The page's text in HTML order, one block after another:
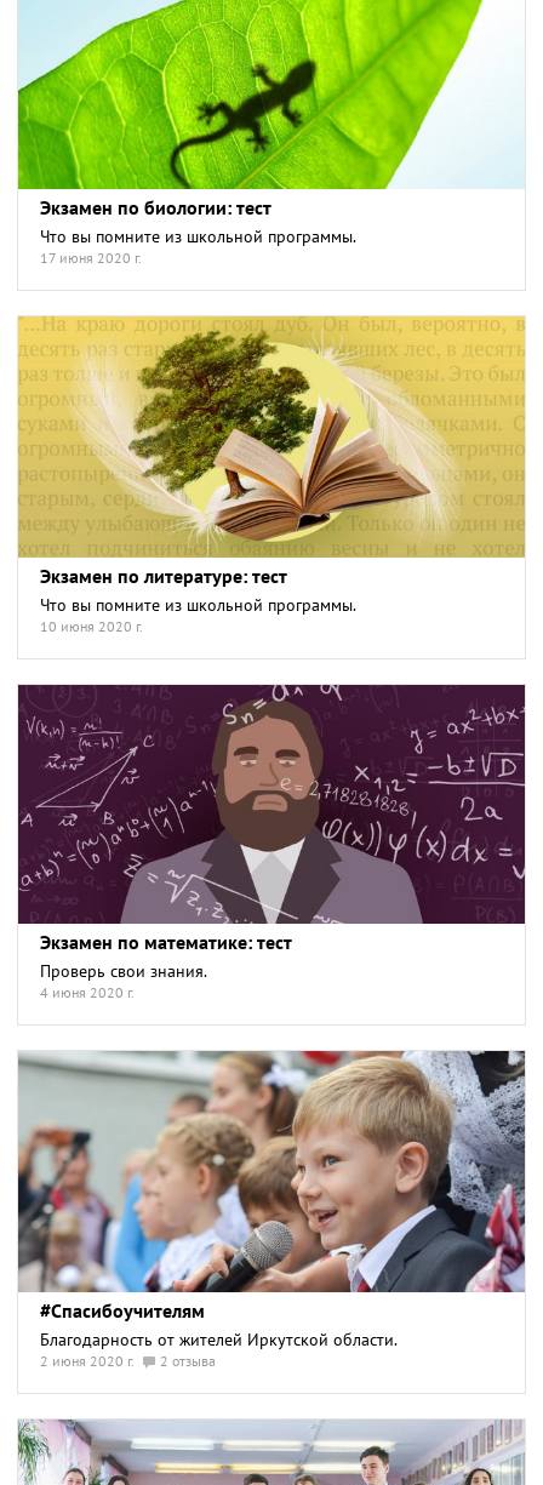
Экзамен по биологии: тест
Что вы помните из школьной программы.
17 июня 2020 г.
Экзамен по литературе: тест
Что вы помните из школьной программы.
10 июня 2020 г.
Экзамен по математике: тест
Проверь свои знания.
4 июня 2020 г.
#Спасибоучителям
Благодарность от жителей Иркутской области.
2 июня 2020 г. 2 отзыва